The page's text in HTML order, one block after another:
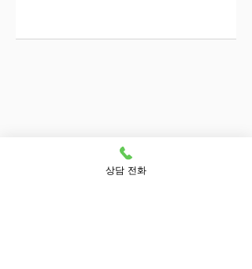
상담 전화